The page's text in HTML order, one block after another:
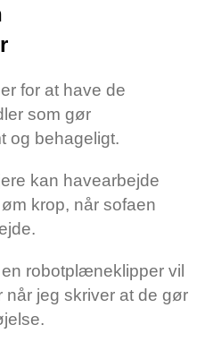
for at have de
som gør
og behageligt.
kan havearbejde
krop, når sofaen
robotplæneklipper vil
når jeg skriver at de gør